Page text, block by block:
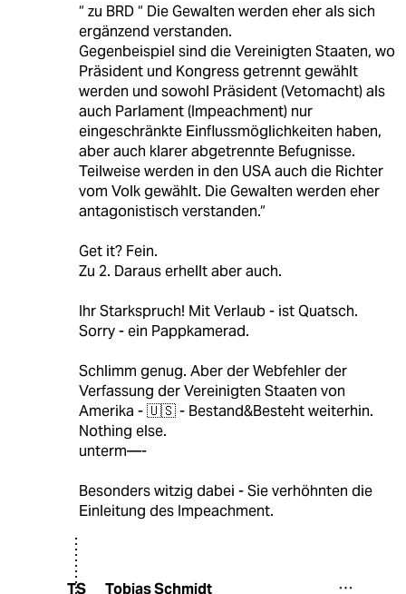
“ zu BRD “ Die Gewalten werden eher als sich
ergänzend verstanden.
Gegenbeispiel sind die Vereinigten Staaten, wo
Präsident und Kongress getrennt gewählt
werden und sowohl Präsident (Veto­macht) als
auch Parlament (Impeachment) nur
eingeschränkte Einflussmöglichkeiten haben,
aber auch klarer abgetrennte Befugnisse.
Teilweise werden in den USA auch die Richter
vom Volk gewählt. Die Gewalten werden eher
antagonistisch verstanden.“
Get it? Fein.
Zu 2. Daraus erhellt aber auch.
Ihr Starkspruch! Mit Verlaub - ist Quatsch.
Sorry - ein Pappkamerad.
Schlimm genug. Aber der Webfehler der
Verfassung der Vereinigten Staaten von
Amerika - 🇺🇸 - Bestand&Besteht weiterhin.
Nothing else.
unterm—-
Besonders witzig dabei - Sie verhöhnten die
Einleitung des Impeachment.
TS Tobias Schmidt